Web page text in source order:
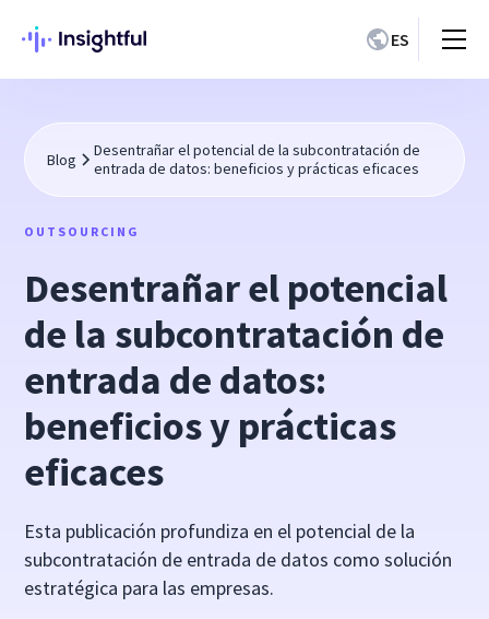
ES
Blog
Desentrañar el potencial de la subcontratación de
entrada de datos: beneficios y prácticas eficaces
OUTSOURCING
Desentrañar el potencial
de la subcontratación de
entrada de datos:
beneficios y prácticas
eficaces
Esta publicación profundiza en el potencial de la
subcontratación de entrada de datos como solución
estratégica para las empresas.